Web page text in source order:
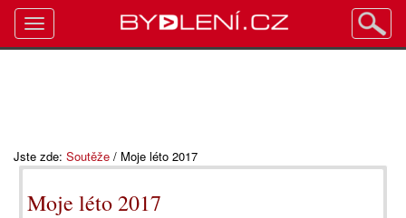
Jste zde: Soutěže / Moje léto 2017
Moje léto 2017
Toggle
navigation